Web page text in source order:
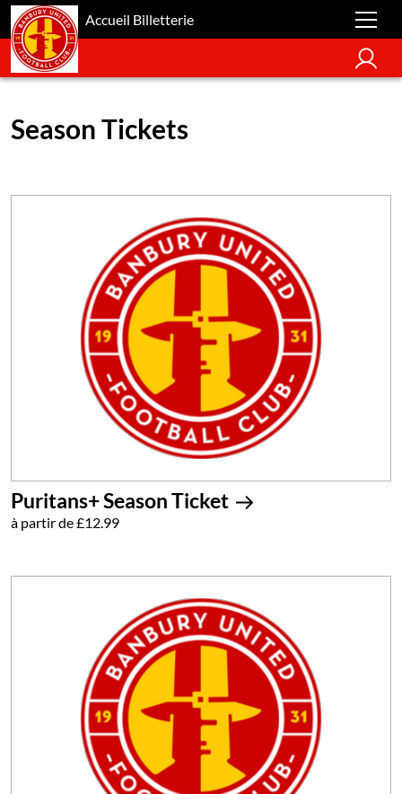
Accueil Billetterie
Season Tickets
Puritans+ Season Ticket
à partir de £12.99